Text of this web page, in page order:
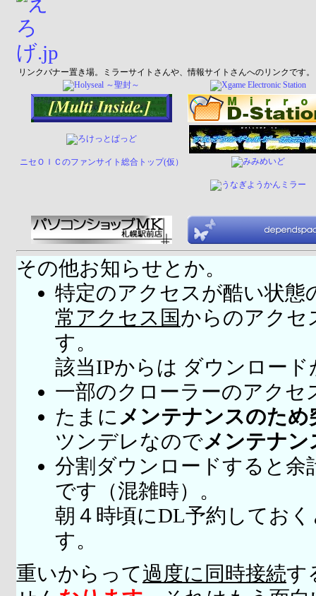
リンクバナー置き場。ミラーサイトさんや、情報サイトさんへのリンクです。
ニセＯＩＣのファンサイト総合トップ(仮）
その他お知らせとか。
特定のアクセスが酷い状態
常アクセス国からのアクセ
す。
該当IPからは ダウンロー
一部のクローラーのアクセ
たまに メンテナンスのため
ツンデレなのでメンテナ
分割ダウンロードすると余
です（混雑時）。
朝４時頃にDL予約してお
す。
重いからって過度に同時接続す